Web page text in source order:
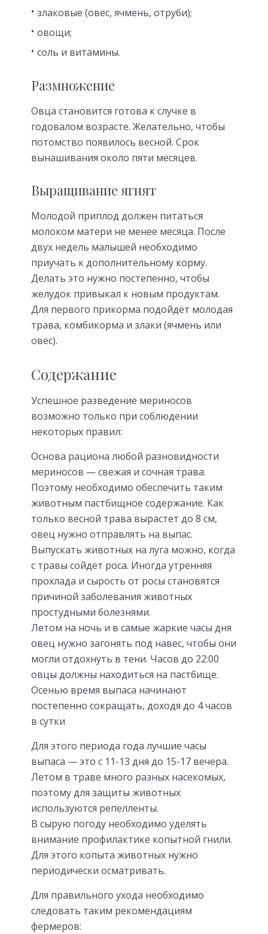
злаковые (овес, ячмень, отруби);
овощи;
соль и витамины.
Размножение
Овца становится готова к случке в
годовалом возрасте. Желательно, чтобы
потомство появилось весной. Срок
вынашивания около пяти месяцев.
Выращивание ягнят
Молодой приплод должен питаться
молоком матери не менее месяца. После
двух недель малышей необходимо
приучать к дополнительному корму.
Делать это нужно постепенно, чтобы
желудок привыкал к новым продуктам.
Для первого прикорма подойдёт молодая
трава, комбикорма и злаки (ячмень или
овес).
Содержание
Успешное разведение мериносов
возможно только при соблюдении
некоторых правил:
Основа рациона любой разновидности
мериносов — свежая и сочная трава.
Поэтому необходимо обеспечить таким
животным пастбищное содержание. Как
только весной трава вырастет до 8 см,
овец нужно отправлять на выпас.
Выпускать животных на луга можно, когда
с травы сойдет роса. Иногда утренняя
прохлада и сырость от росы становятся
причиной заболевания животных
простудными болезнями.
Летом на ночь и в самые жаркие часы дня
овец нужно загонять под навес, чтобы они
могли отдохнуть в тени. Часов до 22:00
овцы должны находиться на пастбище.
Осенью время выпаса начинают
постепенно сокращать, доходя до 4 часов
в сутки
Для этого периода года лучшие часы
выпаса — это с 11-13 дня до 15-17 вечера.
Летом в траве много разных насекомых,
поэтому для защиты животных
используются репелленты.
В сырую погоду необходимо уделять
внимание профилактике копытной гнили.
Для этого копыта животных нужно
периодически осматривать.
Для правильного ухода необходимо
следовать таким рекомендациям
фермеров: